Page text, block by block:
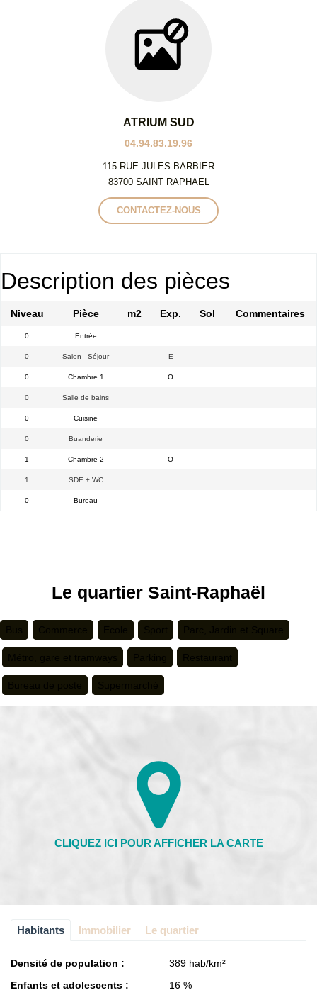
ATRIUM SUD
04.94.83.19.96
115 RUE JULES BARBIER
83700 SAINT RAPHAEL
CONTACTEZ-NOUS
Description des pièces
Niveau Pièce m2 Exp. Sol Commentaires
0 Entrée
0 Salon - Séjour E
0 Chambre 1 O
0 Salle de bains
0 Cuisine
0 Buanderie
1 Chambre 2 O
1 SDE + WC
0 Bureau
Le quartier Saint-Raphaël
Habitants Immobilier Le quartier
Densité de population :
389 hab/km²
Enfants et adolescents :
16 %